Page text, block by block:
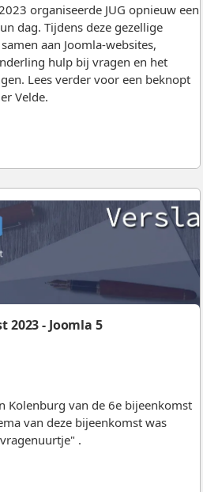
organiseerde JUG opnieuw een
dag. Tijdens deze gezellige
aan Joomla-websites,
hulp bij vragen en het
Lees verder voor een beknopt
Velde.
2023 - Joomla 5
Kolenburg van de 6e bijeenkomst
van deze bijeenkomst was
.